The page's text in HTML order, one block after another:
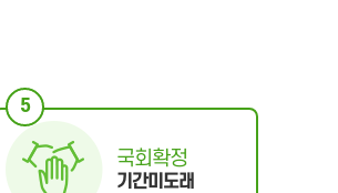
5
국회확정
기간미도래